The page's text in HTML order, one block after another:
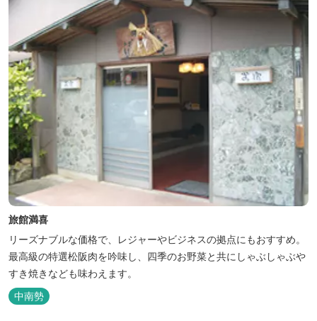
旅館満喜
リーズナブルな価格で、レジャーやビジネスの拠点にもおすすめ。
最高級の特選松阪肉を吟味し、四季のお野菜と共にしゃぶしゃぶや
すき焼きなども味わえます。
中南勢